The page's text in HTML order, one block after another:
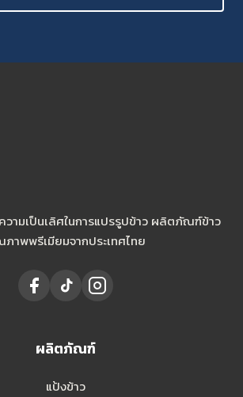
วามเป็นเลิศในการแปรรูปข้าว ผลิตภัณฑ์ข้าว
าพพรีเมียมจากประเทศไทย
ผลิตภัณฑ์
แป้งข้าว